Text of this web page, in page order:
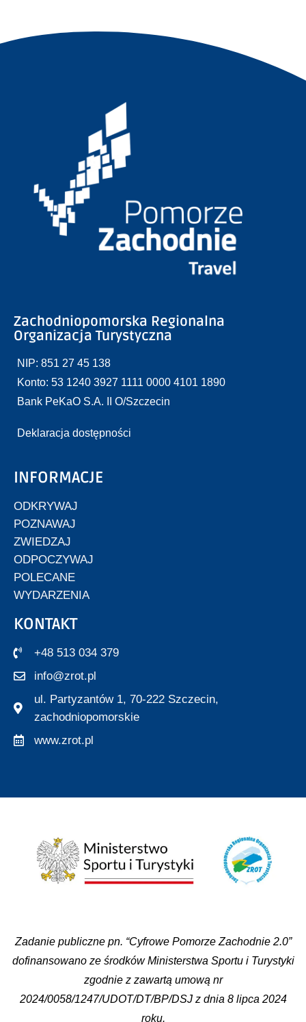
Zachodniopomorska Regionalna
Organizacja Turystyczna
NIP: 851 27 45 138
Konto: 53 1240 3927 1111 0000 4101 1890
Bank PeKaO S.A. II O/Szczecin
Deklaracja dostępności
INFORMACJE
ODKRYWAJ
POZNAWAJ
ZWIEDZAJ
ODPOCZYWAJ
POLECANE
WYDARZENIA
KONTAKT
+48 513 034 379
info@zrot.pl
ul. Partyzantów 1, 70-222 Szczecin,
zachodniopomorskie
www.zrot.pl
Zadanie publiczne pn. “Cyfrowe Pomorze Zachodnie 2.0”
dofinansowano ze środków Ministerstwa Sportu i Turystyki
zgodnie z zawartą umową nr
2024/0058/1247/UDOT/DT/BP/DSJ z dnia 8 lipca 2024
roku.